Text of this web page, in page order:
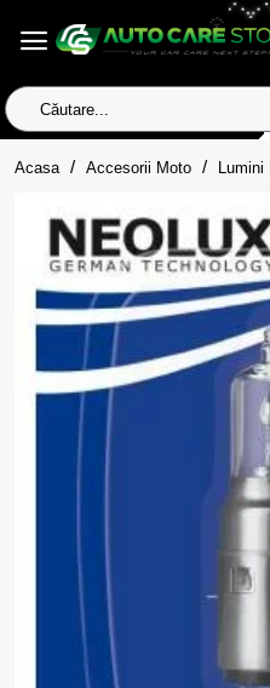
Căutare...
Acasa homeAccesorii Moto Lumini